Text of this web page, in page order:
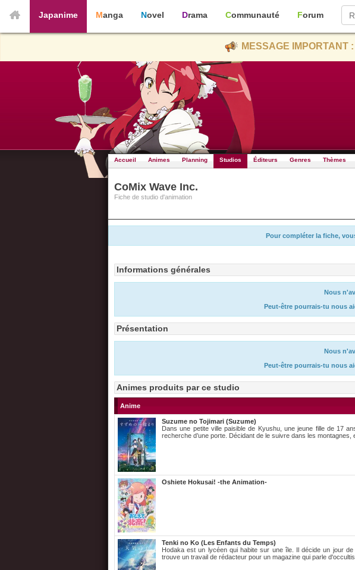
Japanime Manga Novel Drama Communauté Forum
MESSAGE IMPORTANT
Accueil Animes Planning Studios Éditeurs Genres Thèmes
CoMix Wave Inc.
Fiche de studio d'animation
Pour compléter la fiche,
Informations générales
Nous
Peut-être pourrais-tu nous
Présentation
Nous
Peut-être pourrais-tu nous
Animes produits par ce studio
Anime
Suzume no Tojimari (Suzume)
Dans une petite ville paisible de Kyushu, une jeune fille de 17
recherche d’une porte. Décidant de le suivre dans les montagnes,
Oshiete Hokusai! -the Animation-
Tenki no Ko (Les Enfants du Temps)
Hodaka est un lycéen qui habite sur une île. Il décide un jour
trouve un travail de rédacteur pour un magazine qui parle